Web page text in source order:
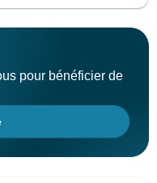
pour bénéficier de